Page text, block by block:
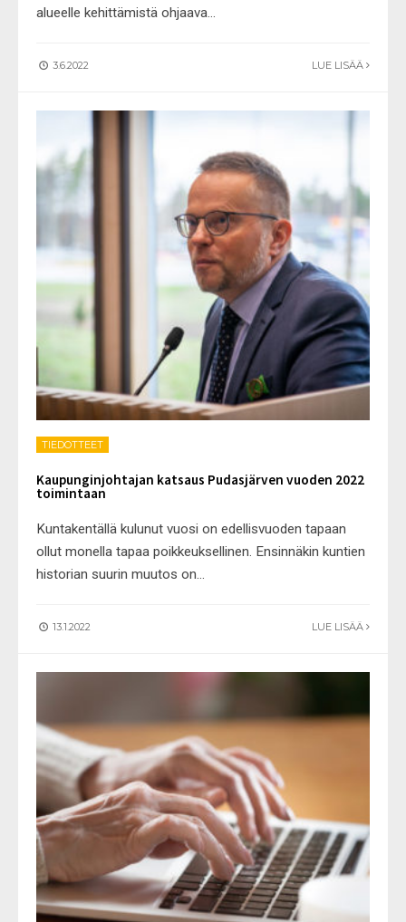
alueelle kehittämistä ohjaava...
3.6.2022 LUE LISÄÄ
TIEDOTTEET
Kaupunginjohtajan katsaus Pudasjärven vuoden 2022
toimintaan
Kuntakentällä kulunut vuosi on edellisvuoden tapaan
ollut monella tapaa poikkeuksellinen. Ensinnäkin kuntien
historian suurin muutos on...
13.1.2022 LUE LISÄÄ